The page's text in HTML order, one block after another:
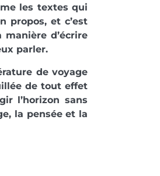
les textes qui
propos, et c’est
d’écrire
parler.
de voyage
de tout effet
l’horizon sans
la pensée et la